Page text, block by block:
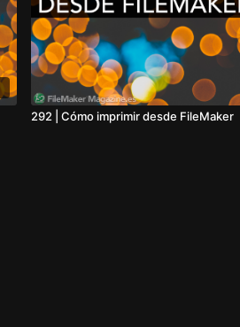
292 | Cómo imprimir desde FileMaker